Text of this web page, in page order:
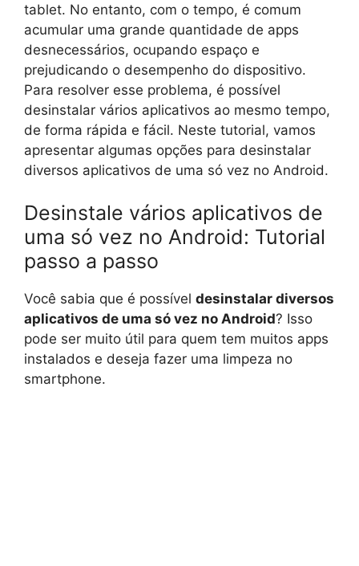
tablet. No entanto, com o tempo, é comum
acumular uma grande quantidade de apps
desnecessários, ocupando espaço e
prejudicando o desempenho do dispositivo.
Para resolver esse problema, é possível
desinstalar vários aplicativos ao mesmo tempo,
de forma rápida e fácil. Neste tutorial, vamos
apresentar algumas opções para desinstalar
diversos aplicativos de uma só vez no Android.
Desinstale vários aplicativos de
uma só vez no Android: Tutorial
passo a passo
Você sabia que é possível desinstalar diversos
aplicativos de uma só vez no Android? Isso
pode ser muito útil para quem tem muitos apps
instalados e deseja fazer uma limpeza no
smartphone.